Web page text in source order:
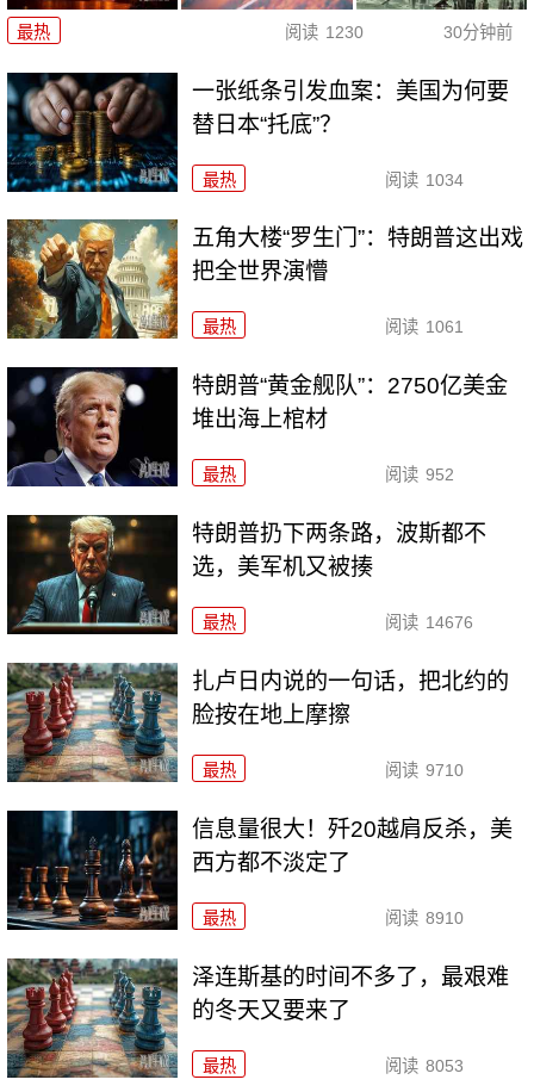
最热 阅读 1230 30分钟前
一张纸条引发血案：美国为何要
替日本“托底”？
最热 阅读 1034
五角大楼“罗生门”：特朗普这出戏
把全世界演懵
最热 阅读 1061
特朗普“黄金舰队”：2750亿美金
堆出海上棺材
最热 阅读 952
特朗普扔下两条路，波斯都不
选，美军机又被揍
最热 阅读 14676
扎卢日内说的一句话，把北约的
脸按在地上摩擦
最热 阅读 9710
信息量很大！歼20越肩反杀，美
西方都不淡定了
最热 阅读 8910
泽连斯基的时间不多了，最艰难
的冬天又要来了
最热 阅读 8053